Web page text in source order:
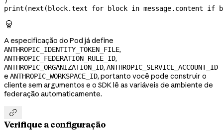
print (next (block.text for block in message.content if

A especificação do Pod já define
ANTHROPIC_IDENTITY_TOKEN_FILE,
ANTHROPIC_FEDERATION_RULE_ID,
ANTHROPIC_ORGANIZATION_ID, ANTHROPIC_SERVICE_ACCOUNT_ID
e ANTHROPIC_WORKSPACE_ID, portanto você pode construir o
cliente sem argumentos e o SDK lê as variáveis de ambiente de
federação automaticamente.

Verifique a configuração